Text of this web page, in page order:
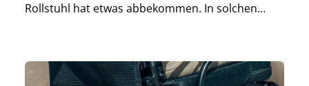
Rollstuhl hat etwas abbekommen. In solchen
übernimmt die Kosten für den Schaden? Und wie
sieht es […]